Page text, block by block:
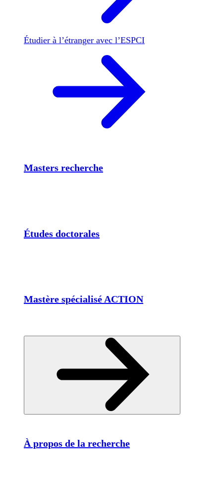
Étudier à l’étranger avec l’ESPCI
Masters recherche
Études doctorales
Mastère spécialisé ACTION
À propos de la recherche